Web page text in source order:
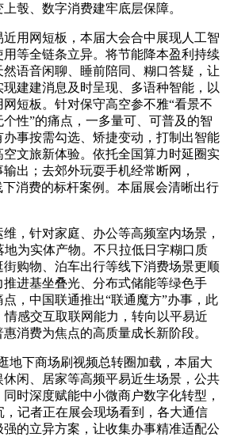
彀、数字消费建牢底层保障。
网短板，本届大会合中展现人工智
等全链条立异。将节能降本盈利持续
语音闲聊、睡前陪同、糊口答疑，让
建建消息及时呈现、多语种智能，以
短板。针对保守高空参不雅“看景不
性”的痛点，一多量可、可普及的智
事按需勾选、矫捷变动，打制出智能
文旅新体验。依托全国算力时延圈实
出；去郊外玩耍手机经常断网，
下消费的标杆案例。本届展会清晰出行
针对家庭、办公等高频室内场景，
为实体产物。不只拉低日字糊口质
购物、泊车出行等线下消费场景更顺
进基坐叠光、分布式储能等绿色手
，中国联通推出“联通魔方”办事，此
感交互取联网能力，转向以平易近
消费为焦点的高质量成长新阶段。
下商场刷视频总转圈加载，本届大
闲、居家等高频平易近生场景，公共
时深度赋能中小微商户数字化转型，
记者正在展会现场看到，各大通信
的立异方案，让收集办事精准适配公